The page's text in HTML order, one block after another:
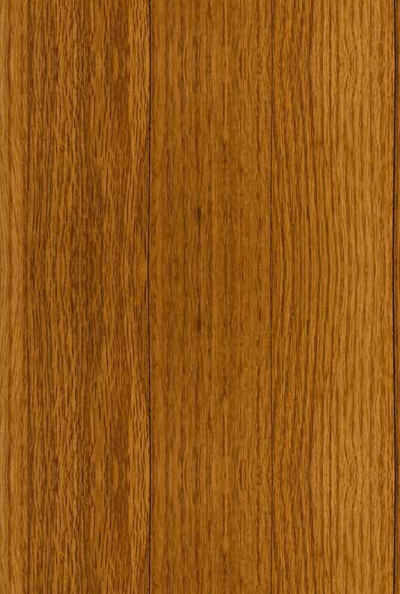
Наши туристически обекти Някой ден… Открит музей
Фото галерия